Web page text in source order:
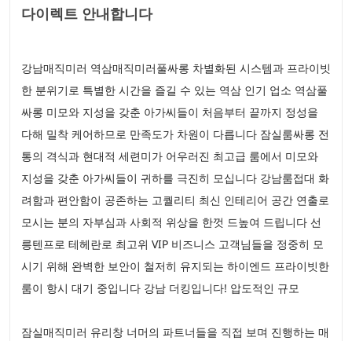
다이렉트 안내합니다
강남매직미러 역삼매직미러풀싸롱 차별화된 시스템과 프라이빗
한 분위기로 특별한 시간을 즐길 수 있는 역삼 인기 업소 역삼풀
싸롱 미모와 지성을 갖춘 아가씨들이 처음부터 끝까지 정성을
다해 밀착 케어하므로 만족도가 차원이 다릅니다 잠실룸싸롱 전
통의 격식과 현대적 세련미가 어우러진 최고급 룸에서 미모와
지성을 갖춘 아가씨들이 귀하를 극진히 모십니다 강남룸접대 화
려함과 편안함이 공존하는 고퀄리티 최신 인테리어 공간 연출로
모시는 분의 자부심과 사회적 위상을 한껏 드높여 드립니다 선
릉텐프로 테헤란로 최고위 VIP 비즈니스 고객님들을 정중히 모
시기 위해 완벽한 보안이 철저히 유지되는 하이엔드 프라이빗한
룸이 항시 대기 중입니다 강남 더킹입니다! 압도적인 규모
잠실매직미러 유리창 너머의 파트너들을 직접 보며 진행하는 매